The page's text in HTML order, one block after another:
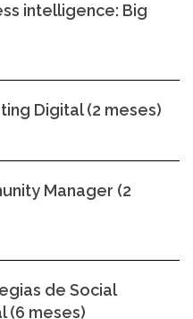
intelligence: Big
Digital (2 meses)
Manager (2
de Social
(6 meses)